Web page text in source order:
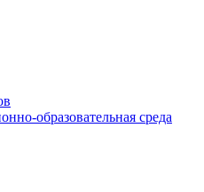
образовательная среда